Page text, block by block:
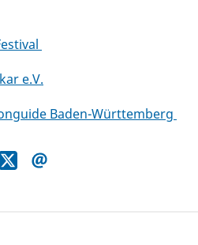
e.V.
Baden-Württemberg
Teile
diese